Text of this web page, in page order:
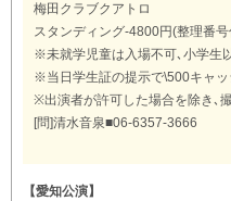
梅田クラブクアトロ
スタンディング-4800円(整理番
※未就学児童は入場不可､小学生
※当日学生証の提示で\500キャ
※出演者が許可した場合を除き､
[問]清水音泉■06-6357-3666
【愛知公演】